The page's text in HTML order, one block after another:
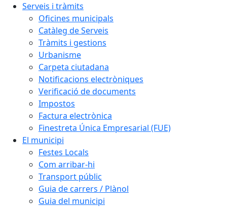
Serveis i tràmits
Oficines municipals
Catàleg de Serveis
Tràmits i gestions
Urbanisme
Carpeta ciutadana
Notificacions electròniques
Verificació de documents
Impostos
Factura electrònica
Finestreta Única Empresarial (FUE)
El municipi
Festes Locals
Com arribar-hi
Transport públic
Guia de carrers / Plànol
Guia del municipi